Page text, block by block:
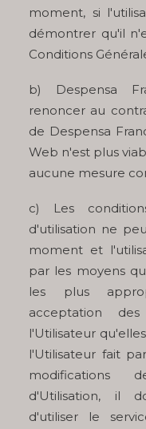
moment, si
démontrer qu'il
Conditions
b) Despensa
renoncer au
de Despensa
Web n'est plus
aucune mesure
c) Les
d'utilisation ne
moment et
par les moyens
les plus
acceptation
l'Utilisateur
l'Utilisateur fait
modifications
d'Utilisation, il
d'utiliser le